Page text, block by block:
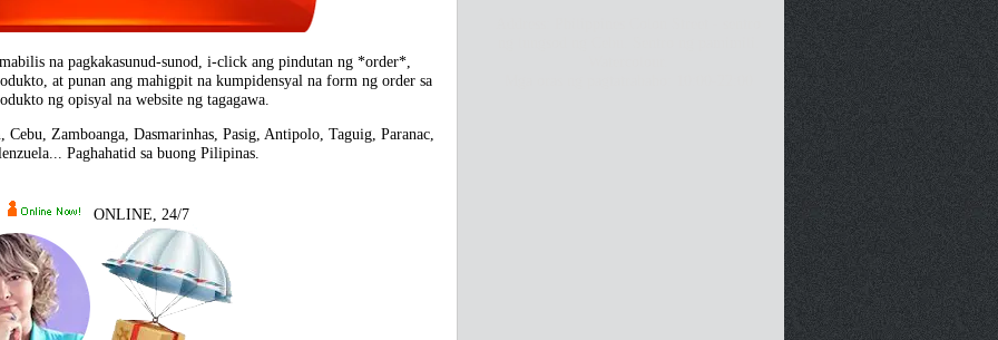
na pagkakasunud-sunod, i-click ang pindutan ng *order*,
at punan ang mahigpit na kumpidensyal na form ng order sa
ng opisyal na website ng tagagawa.
Zamboanga, Dasmarinhas, Pasig, Antipolo, Taguig, Paranac,
Paghahatid sa buong Pilipinas.
ONLINE, 24/7